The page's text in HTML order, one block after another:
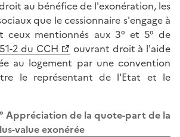
au bénéfice de l'exonération, les
que le cessionnaire s'engage à
ceux mentionnés aux 3° et 5° de
2 du CCH
ouvrant droit à l'aide
au logement par une convention
le représentant de l'Etat et le
Appréciation de la quote-part de la
value exonérée